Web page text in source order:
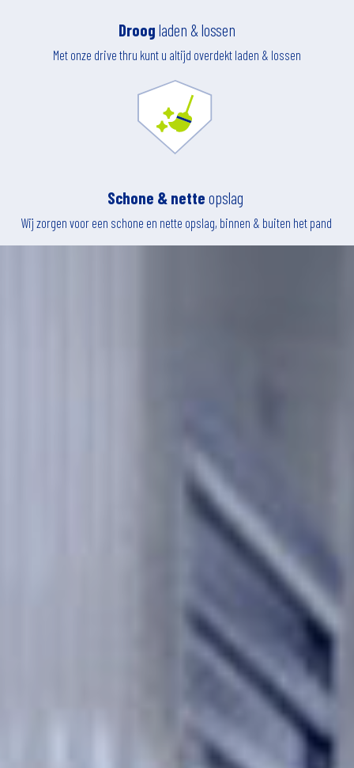
Droog laden & lossen
Met onze drive thru kunt u altijd overdekt laden & lossen
Schone & nette opslag
Wij zorgen voor een schone en nette opslag, binnen & buiten het pand